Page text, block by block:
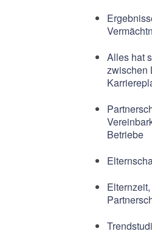
Alles hat
zwischen
Betriebe